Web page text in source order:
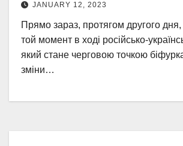
JANUARY 12, 2023
Прямо зараз, протягом другого дня,
той момент в ході російсько-
який стане черговою точкою
зміни…